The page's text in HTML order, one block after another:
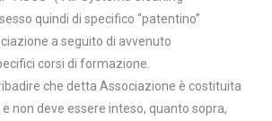
quindi di specifico “patentino”
a seguito di avvenuto
corsi di formazione.
che detta Associazione è costituita
non deve essere inteso, quanto sopra,